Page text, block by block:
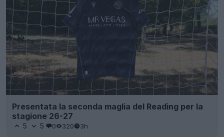
Presentata la seconda maglia del Reading per la
stagione 26-27
5 5 0 320 3h